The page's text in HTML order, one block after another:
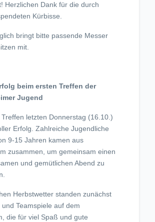
Herzlichen Dank für die durch
Kürbisse.
bringt bitte passende Messer
mit.
beim ersten Treffen der
Jugend
letzten Donnerstag (16.10.)
Erfolg. Zahlreiche Jugendliche
9-15 Jahren kamen aus
zusammen, um gemeinsam einen
und gemütlichen Abend zu
Herbstwetter standen zunächst
und Teamspiele auf dem
die für viel Spaß und gute